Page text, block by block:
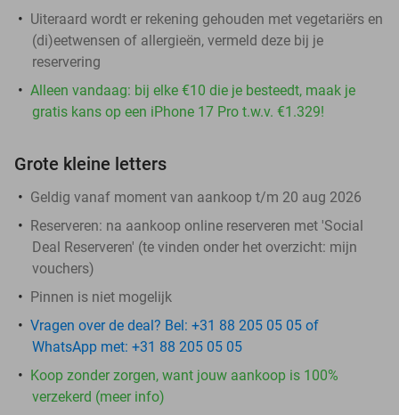
Uiteraard wordt er rekening gehouden met vegetariërs en
(di)eetwensen of allergieën, vermeld deze bij je
reservering
Alleen vandaag: bij elke €10 die je besteedt, maak je
gratis kans op een iPhone 17 Pro t.w.v. €1.329!
Grote kleine letters
Geldig vanaf moment van aankoop t/m 20 aug 2026
Reserveren: na aankoop online reserveren met 'Social
Deal Reserveren' (te vinden onder het overzicht: mijn
vouchers)
Pinnen is niet mogelijk
Vragen over de deal? Bel: +31 88 205 05 05 of
WhatsApp met: +31 88 205 05 05
Koop zonder zorgen, want jouw aankoop is 100%
verzekerd (meer info)